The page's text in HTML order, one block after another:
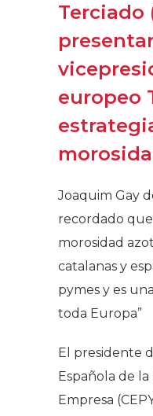
Terciado
europeo
Joaquim Gay
recordado
morosidad
catalanas y
pymes y es
toda Europa”
El presidente
Española de
Empresa